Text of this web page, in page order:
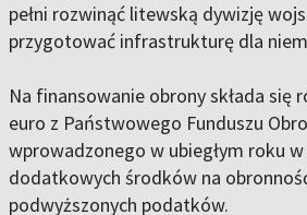
pełni rozwinąć litewską dywizję
przygotować infrastrukturę dla
Na finansowanie obrony składa się
euro z Państwowego Funduszu
wprowadzonego w ubiegłym roku
dodatkowych środków na
podwyższonych podatków.